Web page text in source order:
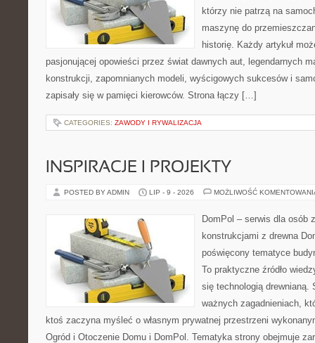
którzy nie patrzą na
maszynę do
historię. Każdy artykuł
pasjonującej opowieści przez świat dawnych aut, legendarnych
konstrukcji, zapomnianych modeli, wyścigowych sukcesów i
zapisały się w pamięci kierowców. Strona łączy […]
CATEGORIES: ZAWODY I RYWALIZACJA
INSPIRACJE I PROJEKTY
POSTED BY ADMIN LIP - 9 - 2026 MOŻLIWOŚĆ
DomPol – serwis dla osób
konstrukcjami z drewna
poświęcony tematyce
To praktyczne źródło
się technologią drewnianą.
ważnych zagadnieniach,
ktoś zaczyna myśleć o własnym prywatnej przestrzeni
Ogród i Otoczenie Domu i DomPol. Tematyka strony obejmuje